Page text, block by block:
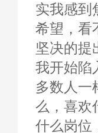
实我感到
希望，看
坚决的提
我开始陷
多数人一
么，喜欢
什么岗位